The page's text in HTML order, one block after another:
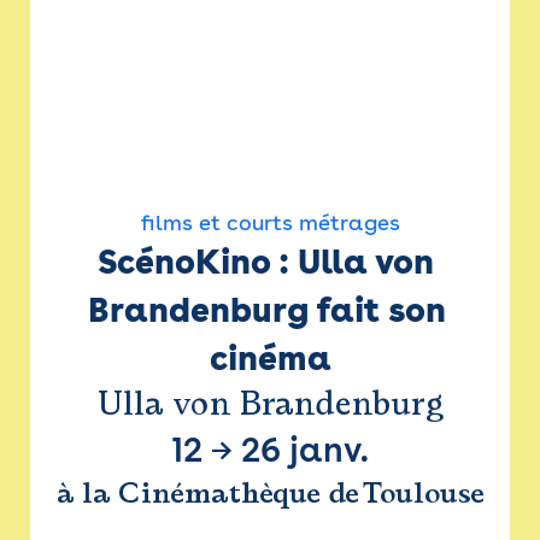
films et courts métrages
ScénoKino : Ulla von
Brandenburg fait son
cinéma
Ulla von Brandenburg
12 → 26 janv.
à la Cinémathèque de Toulouse